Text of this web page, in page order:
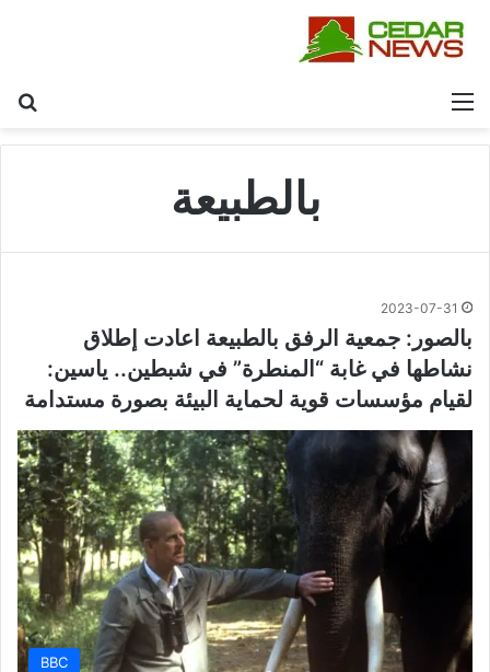
القائمة
بالطبيعة
2023-07-31
بالصور: جمعية الرفق بالطبيعة اعادت إطلاق
نشاطها في غابة “المنطرة” في شبطين.. ياسين:
لقيام مؤسسات قوية لحماية البيئة بصورة مستدامة
BBC